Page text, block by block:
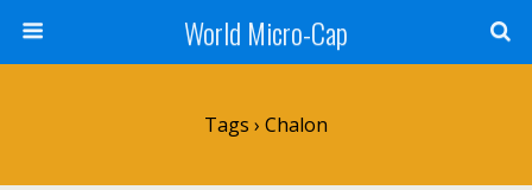
World Micro-Cap
Tags › Chalon